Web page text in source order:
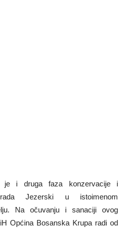
i druga faza konzervacije i
Jezerski u istoimenom
Na očuvanju i sanaciji ovog
Općina Bosanska Krupa radi od